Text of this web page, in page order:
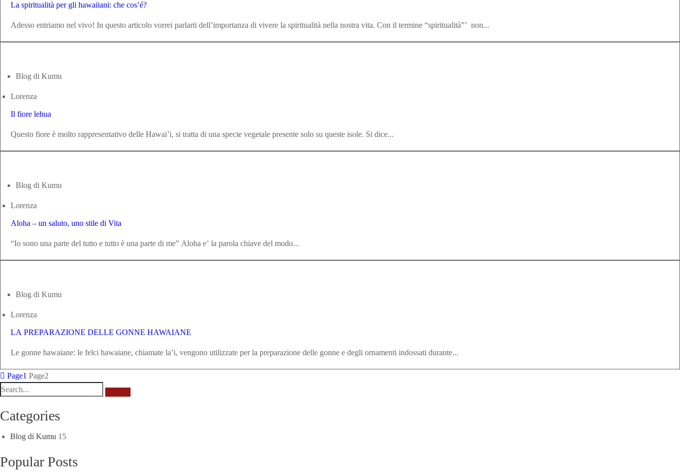
La spiritualità per gli hawaiiani: che cos’é?
Adesso entriamo nel vivo! In questo articolo vorrei parlarti dell’importanza di vivere la spiritualità nella nostra vita. Con il termine “spiritualità”’ non...
Blog di Kumu
Lorenza
Il fiore lehua
Questo fiore è molto rappresentativo delle Hawai’i, si tratta di una specie vegetale presente solo su queste isole. Si dice...
Blog di Kumu
Lorenza
Aloha – un saluto, uno stile di Vita
“Io sono una parte del tutto e tutto è una parte di me” Aloha e’ la parola chiave del modo...
Blog di Kumu
Lorenza
LA PREPARAZIONE DELLE GONNE HAWAIANE
Le gonne hawaiane: le felci hawaiane, chiamate la’i, vengono utilizzate per la preparazione delle gonne e degli ornamenti indossati durante...
Page1 Page2
Categories
Blog di Kumu 15
Popular Posts